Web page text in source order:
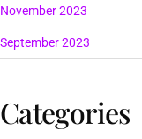
November 2023
September 2023
Categories